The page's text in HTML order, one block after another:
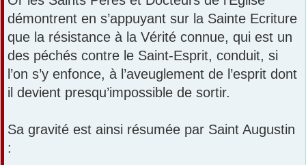
démontrent en s’appuyant sur la Sainte Ecriture
que la résistance à la Vérité connue, qui est un
des péchés contre le Saint-Esprit, conduit, si
l’on s’y enfonce, à l’aveuglement de l’esprit dont
il devient presqu’impossible de sortir.
Sa gravité est ainsi résumée par Saint Augustin
: